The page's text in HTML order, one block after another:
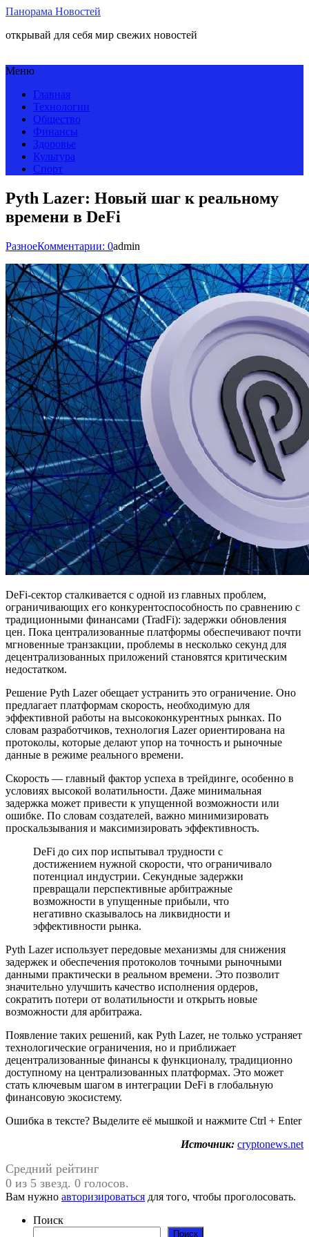
Панорама Новостей
открывай для себя мир свежих новостей
Меню
Главная
Технологии
Общество
Финансы
Здоровье
Культура
Спорт
Pyth Lazer: Новый шаг к реальному
времени в DeFi
РазноеКомментарии: 0admin
DeFi-сектор сталкивается с одной из главных проблем,
ограничивающих его конкурентоспособность по сравнению с
традиционными финансами (TradFi): задержки обновления
цен. Пока централизованные платформы обеспечивают почти
мгновенные транзакции, проблемы в несколько секунд для
децентрализованных приложений становятся критическим
недостатком.
Решение Pyth Lazer обещает устранить это ограничение. Оно
предлагает платформам скорость, необходимую для
эффективной работы на высококонкурентных рынках. По
словам разработчиков, технология Lazer ориентирована на
протоколы, которые делают упор на точность и рыночные
данные в режиме реального времени.
Скорость — главный фактор успеха в трейдинге, особенно в
условиях высокой волатильности. Даже минимальная
задержка может привести к упущенной возможности или
ошибке. По словам создателей, важно минимизировать
проскальзывания и максимизировать эффективность.
DeFi до сих пор испытывал трудности с
достижением нужной скорости, что ограничивало
потенциал индустрии. Секундные задержки
превращали перспективные арбитражные
возможности в упущенные прибыли, что
негативно сказывалось на ликвидности и
эффективности рынка.
Pyth Lazer использует передовые механизмы для снижения
задержек и обеспечения протоколов точными рыночными
данными практически в реальном времени. Это позволит
значительно улучшить качество исполнения ордеров,
сократить потери от волатильности и открыть новые
возможности для арбитража.
Появление таких решений, как Pyth Lazer, не только устраняет
технологические ограничения, но и приближает
децентрализованные финансы к функционалу, традиционно
доступному на централизованных платформах. Это может
стать ключевым шагом в интеграции DeFi в глобальную
финансовую экосистему.
Ошибка в тексте? Выделите её мышкой и нажмите Ctrl + Enter
Источник: cryptonews.net
Средний рейтинг
0 из 5 звезд. 0 голосов.
Вам нужно авторизироваться для того, чтобы проголосовать.
Поиск
Поиск